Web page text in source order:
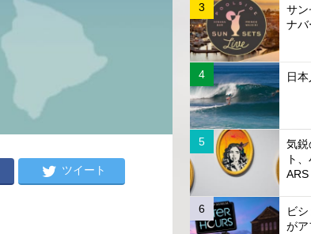
ツイート
サン
ナバ
日
気鋭
ト
ARS
ビ
がア